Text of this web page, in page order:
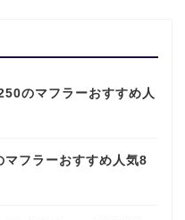
のマフラーおすすめ人
マフラーおすすめ人気8